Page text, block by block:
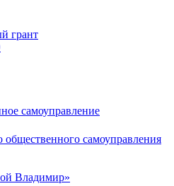
грант
самоуправление
самоуправления
Владимир»